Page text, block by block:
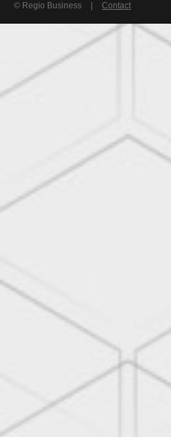
© Regio Business Contact